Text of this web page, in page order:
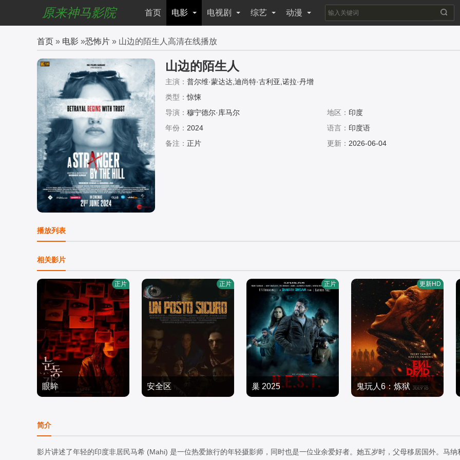
原来神马影院 首页 电影 电视剧 综艺 动漫
首页 » 电影 »恐怖片 » 山边的陌生人高清在线播放
山边的陌生人
主演： 普尔维·蒙达达,迪尚特·古利亚,诺拉·丹增
类型：惊悚
导演： 穆宁德尔·库马尔 地区： 印度
年份： 2024 语言： 印度语
备注： 正片 更新： 2026-06-04
播放列表
相关影片
眼眸
金英雅
恐怖片
2026/韩国
正片
安全区
Fiorentini,尼科·托福利,Ni
cole,Giacomasso,Cristin
2025/意大利
正片
巢 2025
2025/美国
正片
鬼玩人6：炼狱
海拉·雅各布,埃罗尔·尚德,
维克托里·恩杜克韦,莫德·
2026/美国
更新HD
简介
影片讲述了年轻的印度非居民马希 (Mahi) 是一位热爱旅行的年轻摄影师，同时也是一位业余爱好者。她五岁时，父母移居国外。马